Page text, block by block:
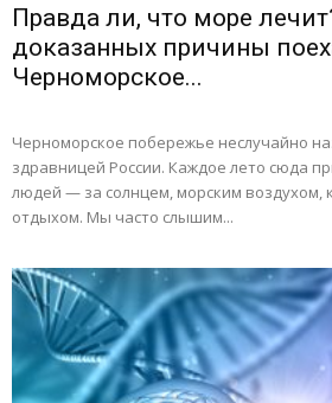
Правда ли, что море
доказанных причины
Черноморское...
Черноморское побережье неслучайно
здравницей России. Каждое лето сюда
людей — за солнцем, морским воздухом,
отдыхом. Мы часто слышим...